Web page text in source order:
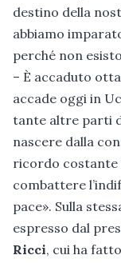
destino della
abbiamo
perché non
– È accaduto
accade oggi in
tante altre parti
nascere dalla
ricordo costante
combattere
pace». Sulla
espresso dal
Ricci, cui ha